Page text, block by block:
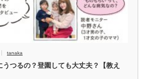
tanaka
うつるの？登園しても大丈夫？【教え